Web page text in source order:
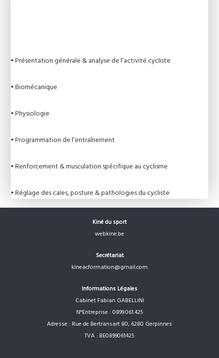
• Présentation générale & analyse de l’activité cycliste
• Biomécanique
• Physiologie
• Programmation de l’entraînement
• Renforcement & musculation spécifique au cyclisme
• Réglage des cales, posture & pathologies du cycliste
Kiné du sport
webkine.be
Secrétariat
kineacformation@gmail.com
Informations Légales
Cabinet Fabian GABELLINI
N°Entreprise : 0899.061.425
Adresse : Rue de Bertransart 80, 6280 Gerpinnes
TVA : BE0899061425